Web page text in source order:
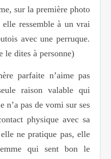
sur la première photo
elle ressemble à un vrai
avec une perruque.
le dites à personne)
parfaite n’aime pas
raison valable qui
n’a pas de vomi sur ses
physique avec sa
ne pratique pas, elle
qui sent bon le